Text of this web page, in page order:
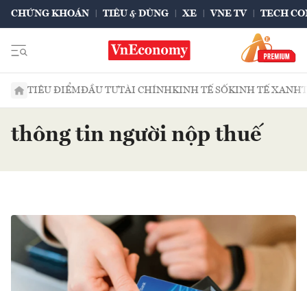
CHỨNG KHOÁN TIÊU & DÙNG XE VNE TV TECH
TIÊU ĐIỂMĐẦU TƯTÀI CHÍNHKINH TẾ SỐKINH TẾ XANH
thông tin người nộp thuế